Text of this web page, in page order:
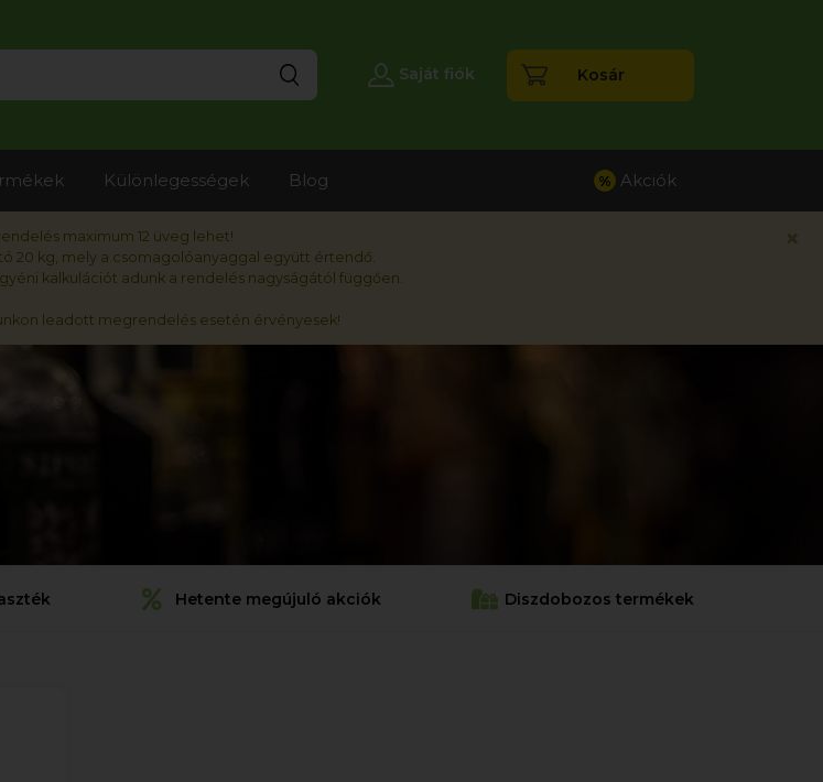
maximum 12 üveg lehet!
20 kg, mely a csomagolóanyaggal együtt értendő.
kalkulációt adunk a rendelés nagyságától függően.
leadott megrendelés esetén érvényesek!
Saját fiók Kosár
Különlegességek Blog % Akciók
Hetente megújuló akciók Diszdobozos termékek